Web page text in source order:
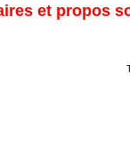
et propos